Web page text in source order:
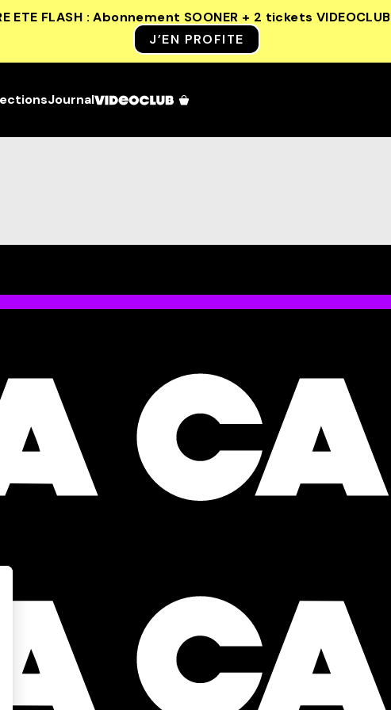
ETE FLASH : Abonnement SOONER + 2 tickets VIDEOCLUB
J’EN PROFITE
Journal